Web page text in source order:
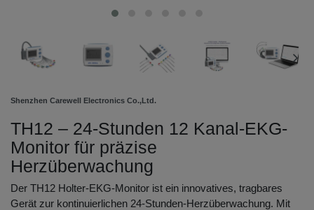
Shenzhen Carewell Electronics Co.,Ltd.
TH12 – 24-Stunden 12 Kanal-EKG-
Monitor für präzise
Herzüberwachung
Der TH12 Holter-EKG-Monitor ist ein innovatives, tragbares
Gerät zur kontinuierlichen 24-Stunden-Herzüberwachung. Mit